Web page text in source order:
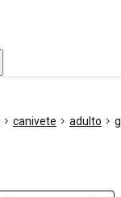
canivete adulto